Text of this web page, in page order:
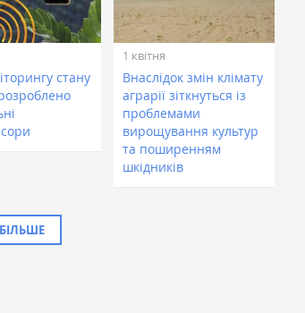
стану
1 квітня
Внаслідок змін клімату
аграрії зіткнуться із
проблемами
вирощування культур
та поширенням
шкідників
БІЛЬШЕ